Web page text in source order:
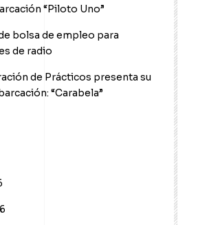
“Piloto Uno”
bolsa de empleo para
de radio
de Prácticos presenta su
“Carabela”